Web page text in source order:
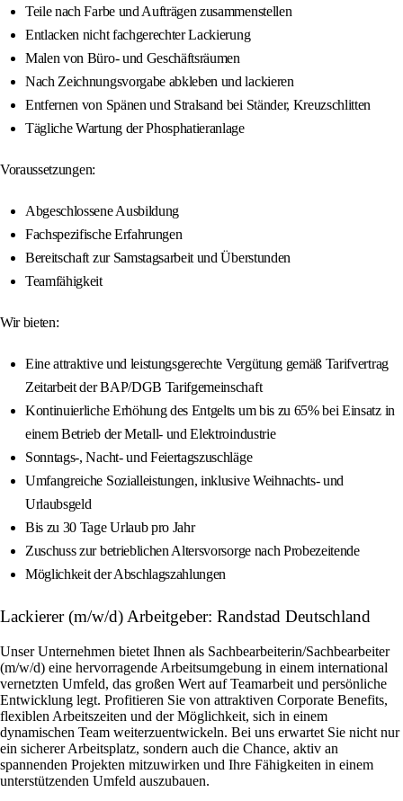
Teile nach Farbe und Aufträgen zusammenstellen
Entlacken nicht fachgerechter Lackierung
Malen von Büro- und Geschäftsräumen
Nach Zeichnungsvorgabe abkleben und lackieren
Entfernen von Spänen und Stralsand bei Ständer, Kreuzschlitten
Tägliche Wartung der Phosphatieranlage
Voraussetzungen:
Abgeschlossene Ausbildung
Fachspezifische Erfahrungen
Bereitschaft zur Samstagsarbeit und Überstunden
Teamfähigkeit
Wir bieten:
Eine attraktive und leistungsgerechte Vergütung gemäß Tarifvertrag
Zeitarbeit der BAP/DGB Tarifgemeinschaft
Kontinuierliche Erhöhung des Entgelts um bis zu 65% bei Einsatz in
einem Betrieb der Metall- und Elektroindustrie
Sonntags-, Nacht- und Feiertagszuschläge
Umfangreiche Sozialleistungen, inklusive Weihnachts- und
Urlaubsgeld
Bis zu 30 Tage Urlaub pro Jahr
Zuschuss zur betrieblichen Altersvorsorge nach Probezeitende
Möglichkeit der Abschlagszahlungen
Lackierer (m/w/d) Arbeitgeber: Randstad Deutschland
Unser Unternehmen bietet Ihnen als Sachbearbeiterin/Sachbearbeiter
(m/w/d) eine hervorragende Arbeitsumgebung in einem international
vernetzten Umfeld, das großen Wert auf Teamarbeit und persönliche
Entwicklung legt. Profitieren Sie von attraktiven Corporate Benefits,
flexiblen Arbeitszeiten und der Möglichkeit, sich in einem
dynamischen Team weiterzuentwickeln. Bei uns erwartet Sie nicht nur
ein sicherer Arbeitsplatz, sondern auch die Chance, aktiv an
spannenden Projekten mitzuwirken und Ihre Fähigkeiten in einem
unterstützenden Umfeld auszubauen.